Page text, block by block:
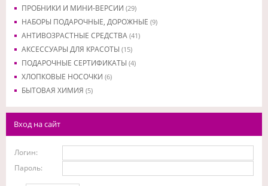
ПРОБНИКИ И МИНИ-ВЕРСИИ (29)
НАБОРЫ ПОДАРОЧНЫЕ, ДОРОЖНЫЕ (9)
АНТИВОЗРАСТНЫЕ СРЕДСТВА (41)
АКСЕССУАРЫ ДЛЯ КРАСОТЫ (15)
ПОДАРОЧНЫЕ СЕРТИФИКАТЫ (4)
ХЛОПКОВЫЕ НОСОЧКИ (6)
БЫТОВАЯ ХИМИЯ (5)
Вход на сайт
Логин:
Пароль: